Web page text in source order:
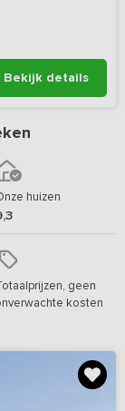
Bekijk details
huizen
geen
kosten